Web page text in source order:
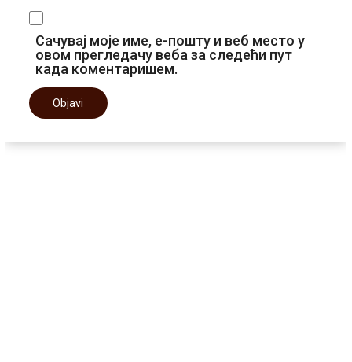
Сачувај моје име, е-пошту и веб место у
овом прегледачу веба за следећи пут
када коментаришем.